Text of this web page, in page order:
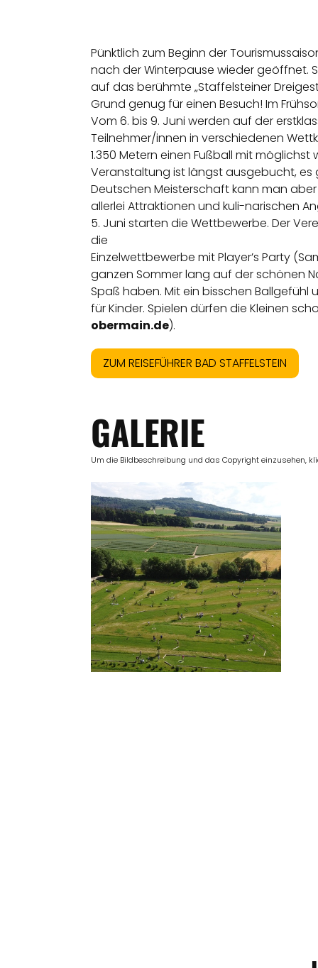
Pünktlich zum Beginn der
nach der Winterpause wieder geöffnet.
auf das berühmte „Staffelsteiner
Grund genug für einen Besuch! Im
Vom 6. bis 9. Juni werden auf der
Teilnehmer/innen in verschiedenen
1.350 Metern einen Fußball mit
Veranstaltung ist längst ausgebucht, es
Deutschen Meisterschaft kann man
allerlei Attraktionen und kuli-narischen
5. Juni starten die Wettbewerbe. Der
die
Einzelwettbewerbe mit Player’s Party
ganzen Sommer lang auf der schönen
Spaß haben. Mit ein bisschen
für Kinder. Spielen dürfen die Kleinen
obermain.de).
ZUM REISEFÜHRER BAD STAFFELSTEIN
GALERIE
Um die Bildbeschreibung und das Copyright einzusehen,